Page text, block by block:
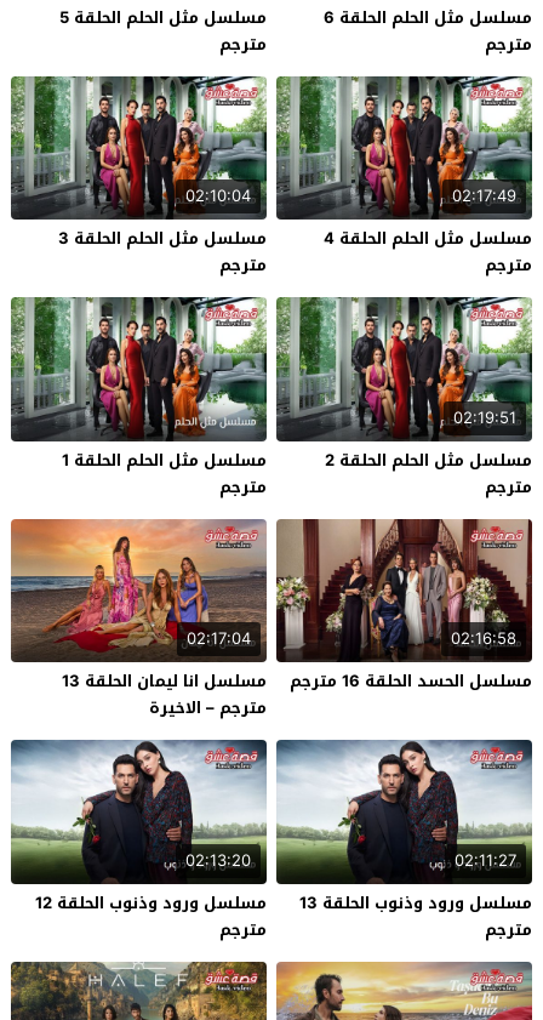
مسلسل مثل الحلم الحلقة 6
مترجم
مسلسل مثل الحلم الحلقة 5
مترجم
02:17:49
مسلسل مثل الحلم الحلقة 4
مترجم
02:10:04
مسلسل مثل الحلم الحلقة 3
مترجم
02:19:51
مسلسل مثل الحلم الحلقة 2
مترجم
مسلسل مثل الحلم الحلقة 1
مترجم
02:16:58
مسلسل الحسد الحلقة 16 مترجم
02:17:04
مسلسل انا ليمان الحلقة 13
مترجم – الاخيرة
02:11:27
مسلسل ورود وذنوب الحلقة 13
مترجم
02:13:20
مسلسل ورود وذنوب الحلقة 12
مترجم